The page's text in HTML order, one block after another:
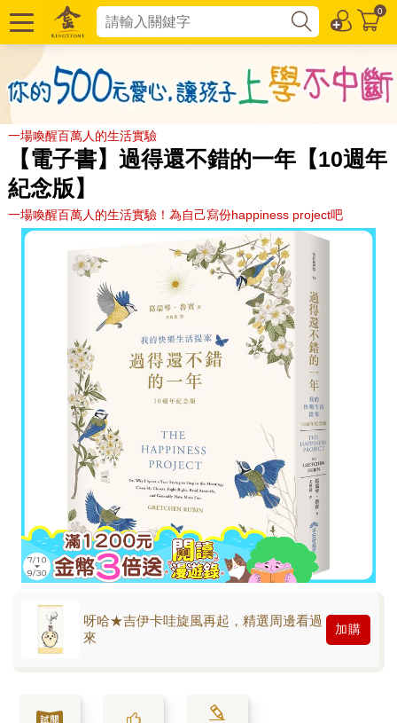
0
一場喚醒百萬人的生活實驗
【電子書】過得還不錯的一年【10週年
紀念版】
一場喚醒百萬人的生活實驗！為自己寫份happiness project吧
呀哈★吉伊卡哇旋風再起，精選周邊看過
來
加購